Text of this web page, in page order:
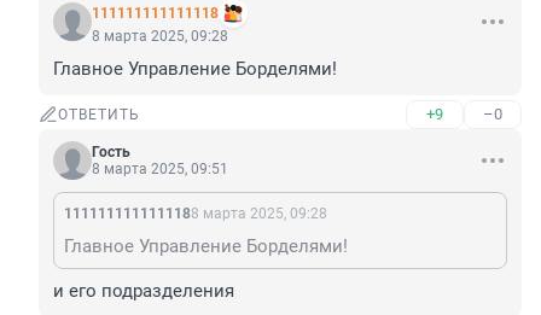
111111111111118
8 марта 2025, 09:28
Главное Управление Борделями!
ОТВЕТИТЬ +9 –0
Гость
8 марта 2025, 09:51
1111111111111188 марта 2025, 09:28
Главное Управление Борделями!
и его подразделения